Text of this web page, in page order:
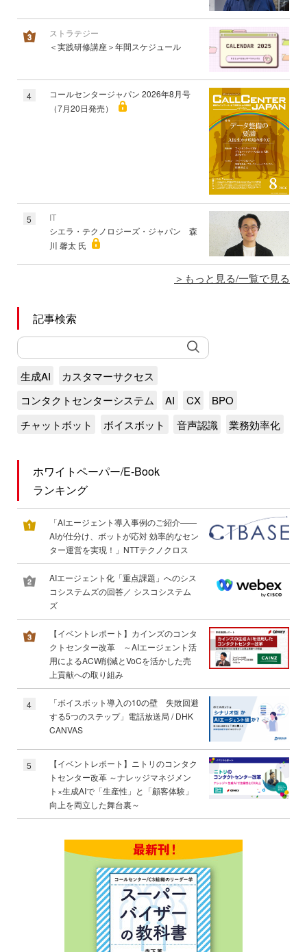
ストラテジー
＜実践研修講座＞年間スケジュール
4
コールセンタージャパン 2026年8月号
（7月20日発売）
5
IT
シエラ・テクノロジーズ・ジャパン 森
川 馨太 氏
もっと見る/一覧で見る
記事検索
生成AI
カスタマーサクセス
コンタクトセンターシステム
AI CX
BPO
チャットボット
ボイスボット 音声認識 業務効率化
ホワイトペーパー/E-Book
ランキング
「AIエージェント導入事例のご紹介――
AIが仕分け、ボットが応対 効率的なセン
ター運営を実現！」NTTテクノクロス
AIエージェント化「重点課題」へのシス
コシステムズの回答／ シスコシステム
ズ
【イベントレポート】カインズのコンタ
クトセンター改革 ～AIエージェント活
用によるACW削減とVoCを活かした売
上貢献への取り組み
4
「ボイスボット導入の10の壁 失敗回避
する5つのステップ」電話放送局 / DHK
CANVAS
5
【イベントレポート】ニトリのコンタク
トセンター改革 ～ナレッジマネジメン
ト×生成AIで「生産性」と「顧客体験」
向上を両立した舞台裏～